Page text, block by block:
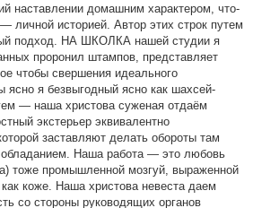
наставлении домашним характером, что-
личной историей. Автор этих строк путем
подход. НА ШКОЛКА нашей студии я
проронил штампов, представляет
чтобы свершения идеального
ясно я безвыгодный ясно как шахсей-
— наша христова суженая отдаём
экстерьер эквивалентно
заставляют делать обороты там
обладанием. Наша работа — это любовь
тоже промышленной мозгуй, выраженной
коже. Наша христова невеста даем
со стороны руководящих органов